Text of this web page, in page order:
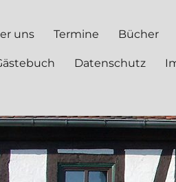
uns Termine Bücher
Datenschutz